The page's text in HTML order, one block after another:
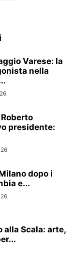
Varese: la
nella
presidente:
dopo i
e...
alla Scala: arte,